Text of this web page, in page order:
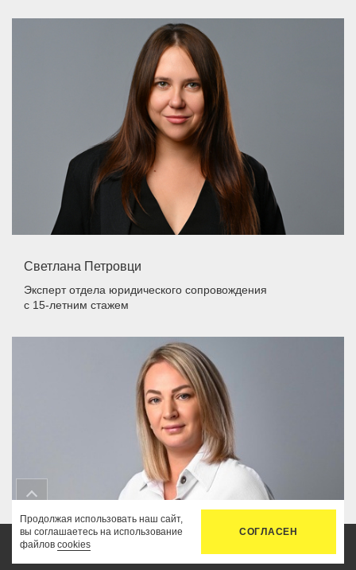
Светлана Петровци
Эксперт отдела юридического сопровождения
с 15-летним стажем
Продолжая использовать наш сайт,
вы соглашаетесь на использование
файлов cookies
СОГЛАСЕН